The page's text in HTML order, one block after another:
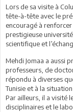
Lors de sa visite à
tête-à-tête avec le
encouragé à
prestigieuse
scientifique et
Mehdi Jomaa a aussi
professeurs, de
répondu à diverses
Tunisie et à la
Par ailleurs, il a visité
disciplinaires et le